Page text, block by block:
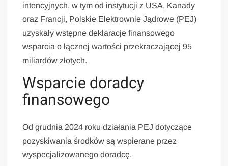
intencyjnych, w tym od instytucji z USA, Kanady
oraz Francji, Polskie Elektrownie Jądrowe (PEJ)
uzyskały wstępne deklaracje finansowego
wsparcia o łącznej wartości przekraczającej 95
miliardów złotych.
Wsparcie doradcy
finansowego
Od grudnia 2024 roku działania PEJ dotyczące
pozyskiwania środków są wspierane przez
wyspecjalizowanego doradcę.